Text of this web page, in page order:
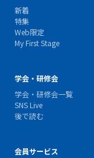
新着
特集
Web限定
My First Stage
学会・研修会
学会・研修会一覧
SNS Live
後で読む
会員サービス